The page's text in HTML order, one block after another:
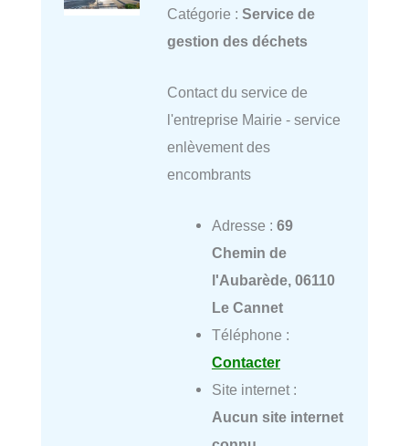
Catégorie : Service de
gestion des déchets
Contact du service de
l'entreprise Mairie - service
enlèvement des
encombrants
Adresse : 69
Chemin de
l'Aubarède, 06110
Le Cannet
Téléphone :
Contacter
Site internet :
Aucun site internet